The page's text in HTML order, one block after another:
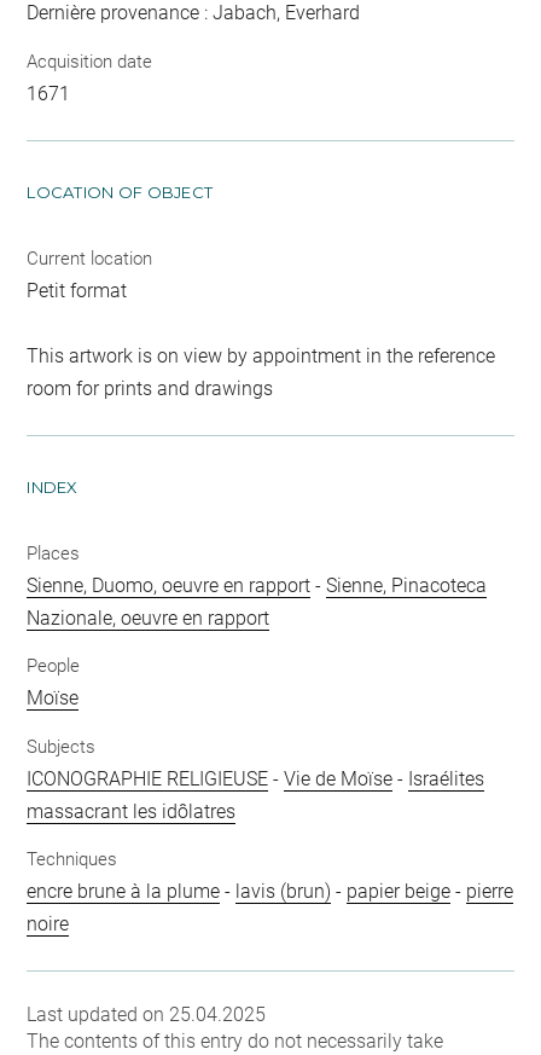
Dernière provenance : Jabach, Everhard
Acquisition date
1671
LOCATION OF OBJECT
Current location
Petit format
This artwork is on view by appointment in the reference
room for prints and drawings
INDEX
Places
Sienne, Duomo, oeuvre en rapport -Sienne, Pinacoteca
Nazionale, oeuvre en rapport
People
Moïse
Subjects
ICONOGRAPHIE RELIGIEUSE -Vie de Moïse - Israélites
massacrant les idôlatres
Techniques
encre brune à la plume - lavis (brun) - papier beige - pierre
noire
Last updated on 25.04.2025
The contents of this entry do not necessarily take